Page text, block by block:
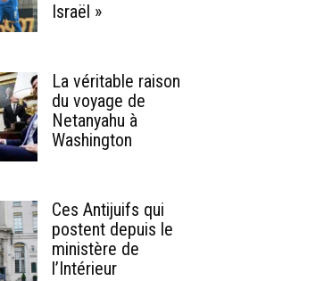
Israël »
La véritable raison
du voyage de
Netanyahu à
Washington
Ces Antijuifs qui
postent depuis le
ministère de
l’Intérieur